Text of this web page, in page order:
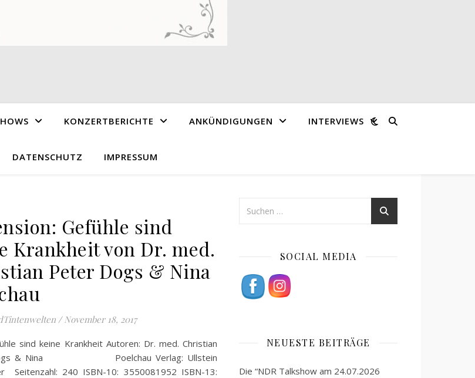
KONZERTBERICHTE ANKÜNDIGUNGEN INTERVIEWS
DATENSCHUTZ IMPRESSUM
Gefühle sind
Krankheit von Dr. med.
Peter Dogs & Nina
/ November 18, 2017
sind keine Krankheit Autoren: Dr. med. Christian
& Nina Poelchau Verlag: Ullstein
Seitenzahl: 240 ISBN-10: 3550081952 ISBN-13:
SOCIAL MEDIA
NEUESTE BEITRÄGE
Die “NDR Talkshow am 24.07.2026